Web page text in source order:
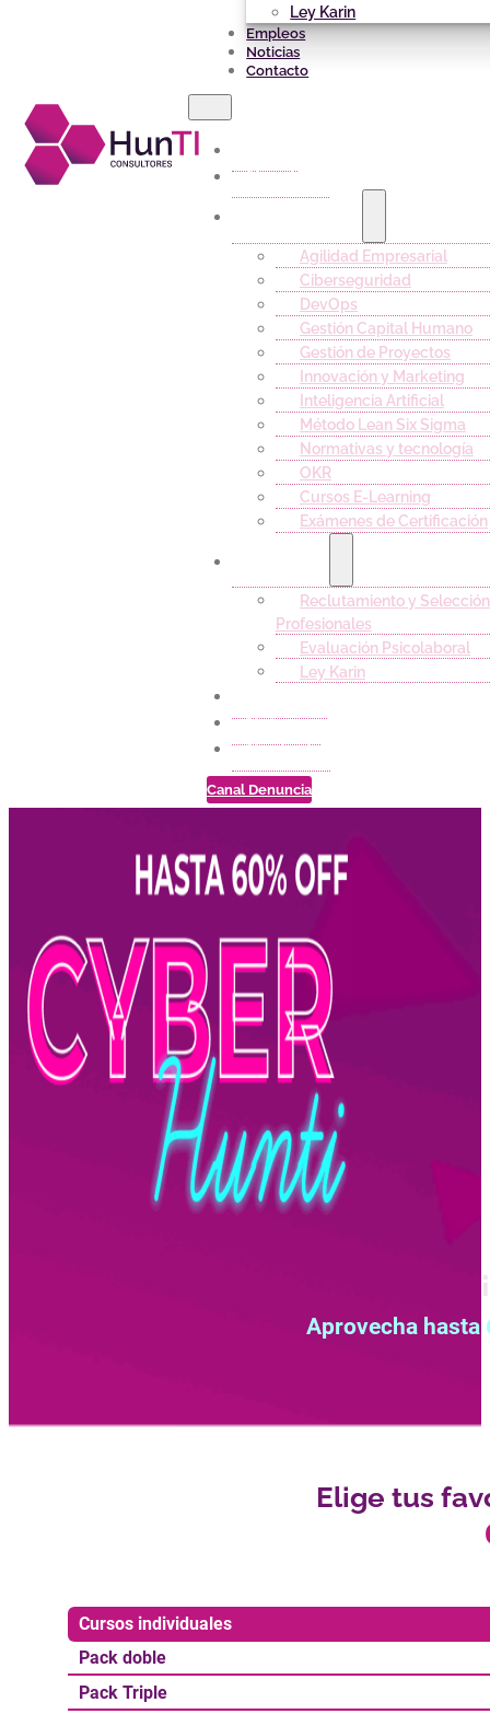
Ley Karin
Empleos
Noticias
Contacto
Nosotros
Agilidad Empresarial
Ciberseguridad
DevOps
Gestión Capital Humano
Gestión de Proyectos
Innovación y Marketing
Inteligencia Artificial
Método Lean Six Sigma
Normativas y tecnología
OKR
Cursos E-Learning
Exámenes de Certificación
Reclutamiento y
Profesionales
Evaluación Psicolaboral
Ley Karin
Noticias
Contacto
Canal Denuncia
¡
Aprovecha hasta
Elige tus
Cursos individuales
Pack doble
Pack Triple